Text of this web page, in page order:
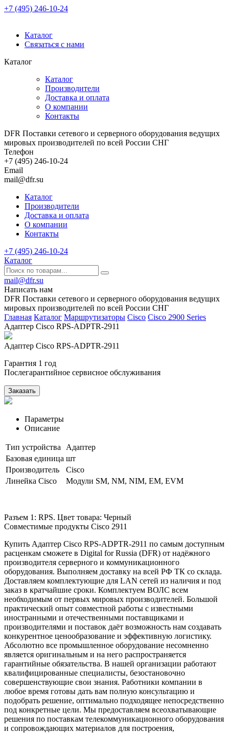
+7 (495) 246-10-24
Каталог
Связаться с нами
Каталог
Каталог
Производители
Доставка и оплата
О компании
Контакты
DFR Поставки сетевого и серверного оборудования ведущих
мировых производителей по всей России СНГ
Телефон
+7 (495) 246-10-24
Email
mail@dfr.su
Каталог
Производители
Доставка и оплата
О компании
Контакты
+7 (495) 246-10-24
Каталог
mail@dfr.su
Написать нам
DFR Поставки сетевого и серверного оборудования ведущих
мировых производителей по всей России СНГ
Главная Каталог Маршрутизаторы Cisco Сisco 2900 Series
Адаптер Cisco RPS-ADPTR-2911
Адаптер Cisco RPS-ADPTR-2911
Гарантия 1 год
Послегарантийное сервисное обслуживания
Заказать
Параметры
Описание
Тип устройства
Адаптер
Базовая единица шт
Производитель
Cisco
Линейка Cisco
Модули SM, NM, NIM, EM, EVM
Разъем 1: RPS. Цвет товара: Черный
Совместимые продукты Cisco 2911
Купить Адаптер Cisco RPS-ADPTR-2911 по самым доступным
расценкам сможете в Digital for Russia (DFR) от надёжного
производителя серверного и коммуникационного
оборудования. Выполняем доставку на всей РФ ТК со склада.
Доставляем комплектующие для LAN сетей из наличия и под
заказ в кратчайшие сроки. Комплектуем ВОЛС всем
необходимым от первых мировых производителей. Большой
практический опыт совместной работы с известными
иностранными и отечественными поставщиками и
производителями и поставок даёт возможность нам создавать
конкурентное ценообразование и эффективную логистику.
Абсолютно все промышленное оборудование несомненно
является оригинальным и на него распространяется
гарантийные обязательства. В нашей организации работают
квалифицированные специалисты, безостановочно
совершенствующие свои знания. Работники компании в
любое время готовы дать вам полную консультацию и
подобрать решение, оптимально подходящее непосредственно
под конкретные цели. Мы предоставляем всеохватывающие
решения по поставкам телекоммуникационного оборудования
и сопровождающих материалов для построения,